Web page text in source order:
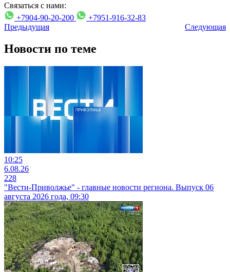
Связаться с нами:
+7904-90-20-200
+7951-916-32-83
Предыдущая
Следующая
Новости по теме
10:25
6.08.26
228
"Вести-Приволжье" - главные новости региона. Выпуск 06
августа 2026 года, 09:30